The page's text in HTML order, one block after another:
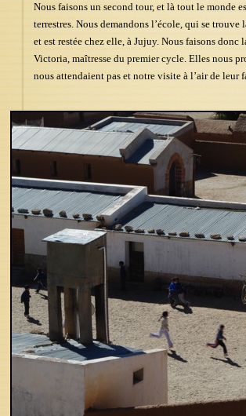
Nous faisons un second tour, et là tout le monde
terrestres. Nous demandons l’école, qui se
et est restée chez elle, à Jujuy. Nous faisons donc
Victoria, maîtresse du premier cycle. Elles nous
nous attendaient pas et notre visite à l’air de leur